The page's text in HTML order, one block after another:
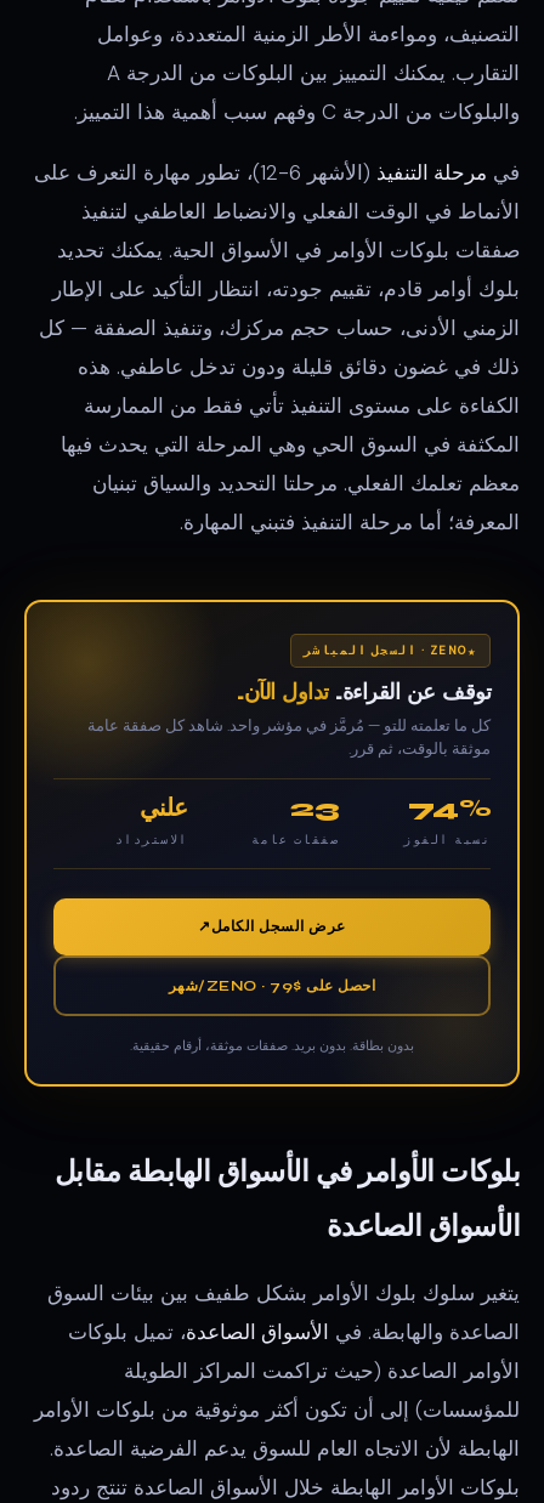
التصنيف، ومواءمة الأطر الزمنية المتعددة، وعوامل
التقارب. يمكنك التمييز بين البلوكات من الدرجة A
والبلوكات من الدرجة C وفهم سبب أهمية هذا التمييز.
في مرحلة التنفيذ
(الأشهر 6-12)، تطور مهارة التعرف على
الأنماط في الوقت الفعلي والانضباط العاطفي لتنفيذ
صفقات بلوكات الأوامر في الأسواق الحية. يمكنك تحديد
بلوك أوامر قادم، تقييم جودته، انتظار التأكيد على الإطار
الزمني الأدنى، حساب حجم مركزك، وتنفيذ الصفقة — كل
ذلك في غضون دقائق قليلة ودون تدخل عاطفي. هذه
الكفاءة على مستوى التنفيذ تأتي فقط من الممارسة
المكثفة في السوق الحي وهي المرحلة التي يحدث فيها
معظم تعلمك الفعلي. مرحلتا التحديد والسياق تبنيان
المعرفة؛ أما مرحلة التنفيذ فتبني المهارة.
ZENO · السجل المباشر
توقف عن القراءة.تداول الآن.
كل ما تعلمته للتو — مُرمَّز في مؤشر واحد. شاهد كل صفقة عامة
موثقة بالوقت، ثم قرر.
74%
نسبة الفوز
23
صفقات عامة
علني
الاسترداد
عرض السجل الكامل
احصل على ZENO · 79$/شهر
بدون بطاقة. بدون بريد. صفقات موثقة، أرقام حقيقية.
بلوكات الأوامر في الأسواق الهابطة مقابل
الأسواق الصاعدة
يتغير سلوك بلوك الأوامر بشكل طفيف بين بيئات السوق
الصاعدة والهابطة. في الأسواق الصاعدة، تميل بلوكات
الأوامر الصاعدة (حيث تراكمت المراكز الطويلة
للمؤسسات) إلى أن تكون أكثر موثوقية من بلوكات الأوامر
الهابطة لأن الاتجاه العام للسوق يدعم الفرضية الصاعدة.
بلوكات الأوامر الهابطة خلال الأسواق الصاعدة تنتج ردود